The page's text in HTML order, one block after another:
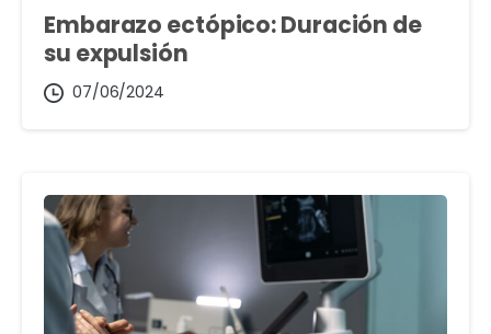
Embarazo ectópico: Duración de
su expulsión
07/06/2024